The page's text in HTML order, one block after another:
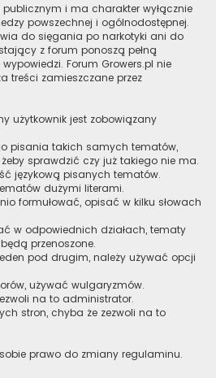
publicznym i ma charakter wyłącznie
powszechnej i ogólnodostępnej.
do sięgania po narkotyki ani do
z forum ponoszą pełną
Forum Growers.pl nie
treści zamieszczane przez
użytkownik jest zobowiązany
pisania takich samych tematów,
sprawdzić czy już takiego nie ma.
językową pisanych tematów.
dużymi literami.
formułować, opisać w kilku słowach
w odpowiednich działach, tematy
przenoszone.
pod drugim, należy używać opcji
używać wulgaryzmów.
na to administrator.
stron, chyba że zezwoli na to
prawo do zmiany regulaminu.